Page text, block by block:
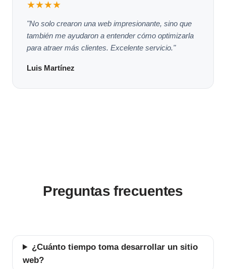
★★★★
"No solo crearon una web impresionante, sino que
también me ayudaron a entender cómo optimizarla
para atraer más clientes. Excelente servicio."
Luis Martínez
Preguntas frecuentes
¿Cuánto tiempo toma desarrollar un sitio
web?